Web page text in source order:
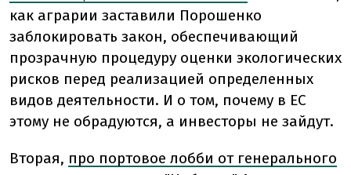
как аграрии заставили Порошенко
заблокировать закон, обеспечивающий
прозрачную процедуру оценки экологических
рисков перед реализацией определенных
видов деятельности. И о том, почему в ЕС
этому не обрадуются, а инвесторы не зайдут.
Вторая, про портовое лобби от генерального